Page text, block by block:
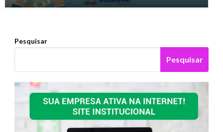
djledrusso 5 de dezembro de 2019
Pesquisar
Pesquisar